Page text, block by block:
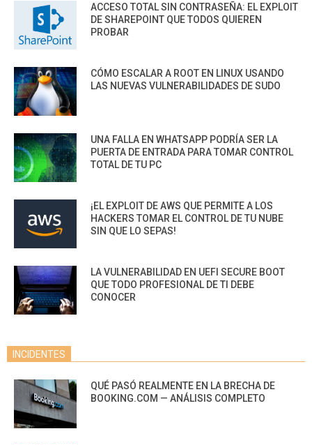
ACCESO TOTAL SIN CONTRASEÑA: EL EXPLOIT
DE SHAREPOINT QUE TODOS QUIEREN
PROBAR
CÓMO ESCALAR A ROOT EN LINUX USANDO
LAS NUEVAS VULNERABILIDADES DE SUDO
UNA FALLA EN WHATSAPP PODRÍA SER LA
PUERTA DE ENTRADA PARA TOMAR CONTROL
TOTAL DE TU PC
¡EL EXPLOIT DE AWS QUE PERMITE A LOS
HACKERS TOMAR EL CONTROL DE TU NUBE
SIN QUE LO SEPAS!
LA VULNERABILIDAD EN UEFI SECURE BOOT
QUE TODO PROFESIONAL DE TI DEBE
CONOCER
INCIDENTES
QUÉ PASÓ REALMENTE EN LA BRECHA DE
BOOKING.COM — ANÁLISIS COMPLETO